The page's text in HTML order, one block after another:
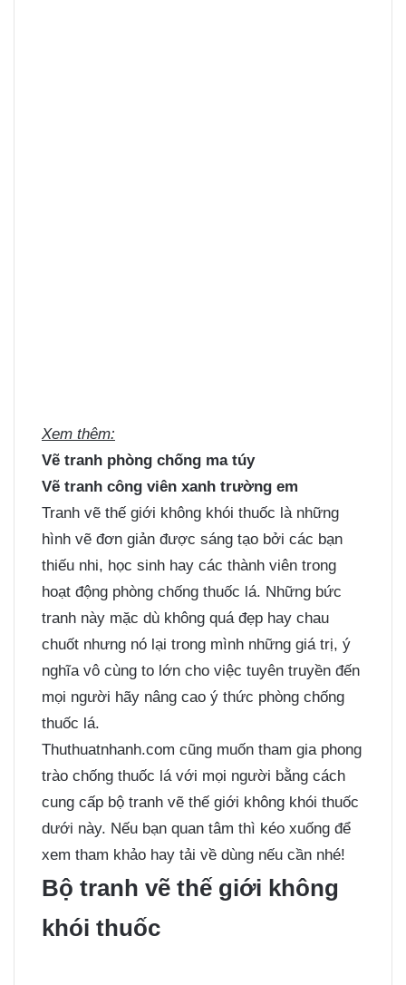
Xem thêm:
Vẽ tranh phòng chống ma túy
Vẽ tranh công viên xanh trường em
Tranh vẽ thế giới không khói thuốc là những
hình vẽ đơn giản được sáng tạo bởi các bạn
thiếu nhi, học sinh hay các thành viên trong
hoạt động phòng chống thuốc lá. Những bức
tranh này mặc dù không quá đẹp hay chau
chuốt nhưng nó lại trong mình những giá trị, ý
nghĩa vô cùng to lớn cho việc tuyên truyền đến
mọi người hãy nâng cao ý thức phòng chống
thuốc lá.
Thuthuatnhanh.com cũng muốn tham gia phong
trào chống thuốc lá với mọi người bằng cách
cung cấp bộ tranh vẽ thế giới không khói thuốc
dưới này. Nếu bạn quan tâm thì kéo xuống để
xem tham khảo hay tải về dùng nếu cần nhé!
Bộ tranh vẽ thế giới không
khói thuốc